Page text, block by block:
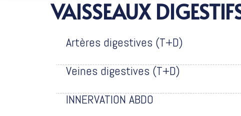
VAISSEAUX
Artères digestives (T+D)
Veines digestives (T+D)
INNERVATION ABDO